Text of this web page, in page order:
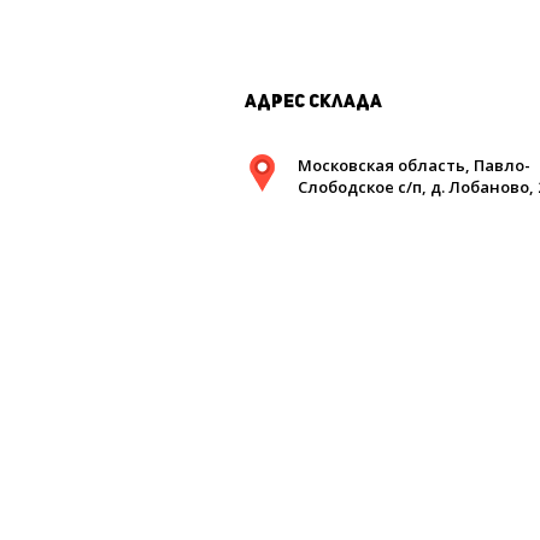
Адрес склада
Московская область, Павло-
Слободское с/п, д. Лобаново,